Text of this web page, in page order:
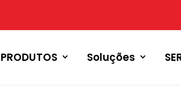
PRODUTOS Soluções